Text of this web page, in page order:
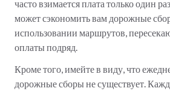
часто взимается плата только один
может сэкономить вам дорожные
использовании маршрутов,
оплаты подряд.
Кроме того, имейте в виду, что
дорожные сборы не существует.